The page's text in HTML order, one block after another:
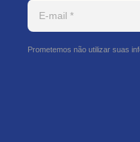
Prometemos não utilizar suas